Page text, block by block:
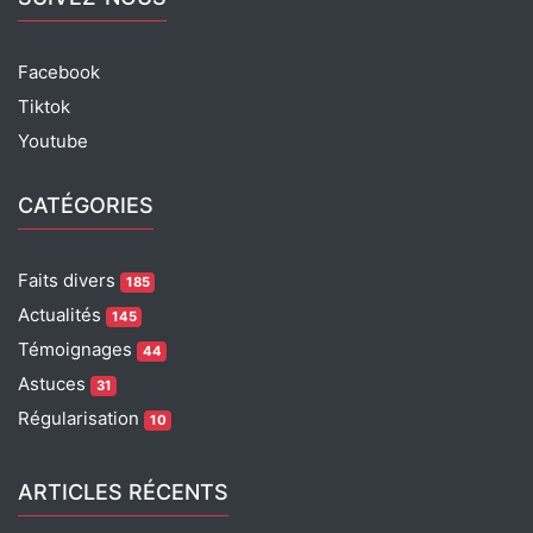
Facebook
Tiktok
Youtube
CATÉGORIES
Faits divers 185
Actualités 145
Témoignages 44
Astuces 31
Régularisation 10
ARTICLES RÉCENTS